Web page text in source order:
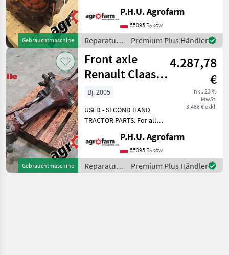
Gebrauchtmaschine
message by e-mail either
whatsapp. TRAKTOR -
SCHLEPPER ERSATZTEILE.
Bei weiteren fragen
kontaktieren
P.H.U. Agrofarm
55095 Byków
Reparatur
und
Ersatzteile
/ Renault
Premium Plus Händler
Gebrauchtmaschine
Front axle
Renault Claas
Ares 556
4.287,78
€
inkl. 23 %
MwSt.
3.486 € exkl.
Bj. 2005
USED - SECOND HAND
TRACTOR PARTS. For all
message by e-mail either
whatsapp. TRAKTOR -
SCHLEPPER ERSATZTEILE.
Bei weiteren fragen
P.H.U. Agrofarm
55095 Byków
Reparatur
und
Premium Plus Händler